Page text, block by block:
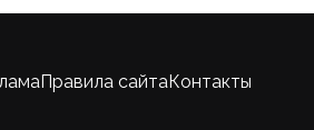
Правила сайтаКонтакты